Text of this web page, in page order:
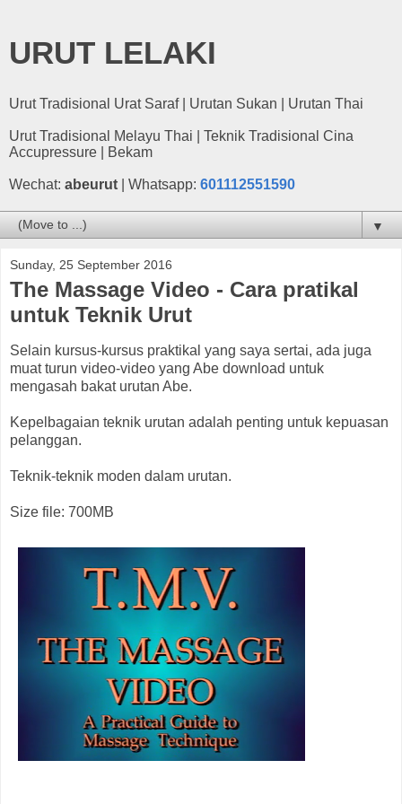
URUT LELAKI
Urut Tradisional Urat Saraf | Urutan Sukan | Urutan Thai
Urut Tradisional Melayu Thai | Teknik Tradisional Cina
Accupressure | Bekam
Wechat: abeurut | Whatsapp: 601112551590
▼
Sunday, 25 September 2016
The Massage Video - Cara pratikal
untuk Teknik Urut
Selain kursus-kursus praktikal yang saya sertai, ada juga
muat turun video-video yang Abe download untuk
mengasah bakat urutan Abe.
Kepelbagaian teknik urutan adalah penting untuk kepuasan
pelanggan.
Teknik-teknik moden dalam urutan.
Size file: 700MB